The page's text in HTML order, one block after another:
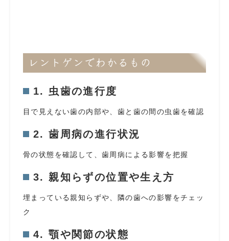
レントゲンでわかるもの
1. 虫歯の進行度
目で見えない歯の内部や、歯と歯の間の虫歯を確認
2. 歯周病の進行状況
骨の状態を確認して、歯周病による影響を把握
3. 親知らずの位置や生え方
埋まっている親知らずや、隣の歯への影響をチェッ
ク
4. 顎や関節の状態